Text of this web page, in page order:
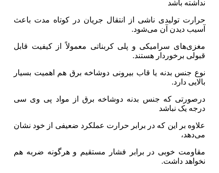
نداشته باشد
حرارت تولیدی ناشی از انتقال جریان در کوتاه مدت باعث
آسیب دیدن آن می‌شود.
مغزی‌های سرامیکی و پلی کربناتی معمولاً از کیفیت قابل
قبولی برخوردار هستند.
نوع جنس بدنه یا قاب بیرونی دوشاخه برق هم اهمیت بسیار
بالایی دارد.
درصورتی که جنس بدنه دوشاخه برق از مواد پی وی سی
درجه یک نباشد
علاوه بر این که در برابر حرارت عملکرد ضعیفی از خود نشان
می‌دهد،
مقاومت خوبی در برابر فشار مستقیم و هرگونه ضربه هم
نخواهد داشت.